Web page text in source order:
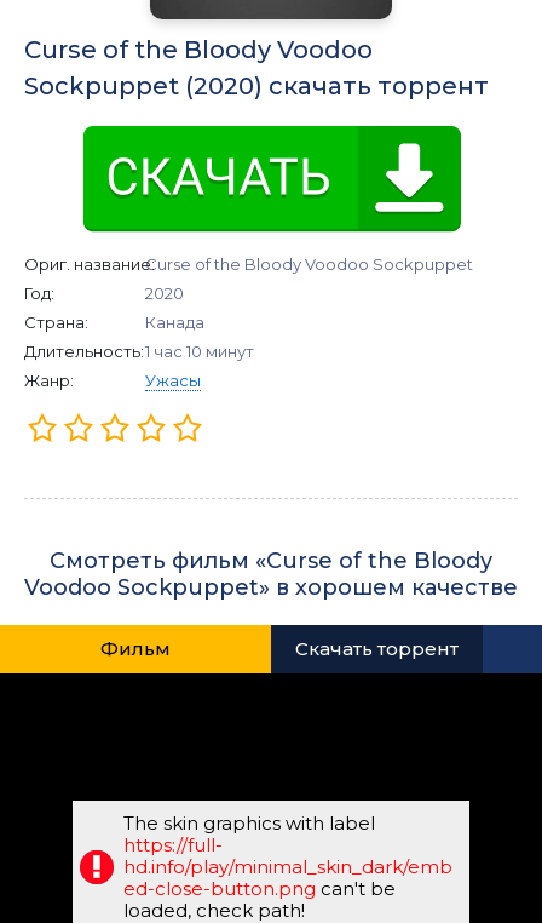
Curse of the Bloody Voodoo
Sockpuppet (2020) скачать торрент
Ориг. название:Curse of the Bloody Voodoo Sockpuppet
Год:
2020
Страна:
Канада
Длительность:1 час 10 минут
Жанр:
Ужасы
Смотреть фильм «Curse of the Bloody
Voodoo Sockpuppet» в хорошем качестве
Фильм Скачать торрент
The skin graphics with label
https://full-
hd.info/play/minimal_skin_dark/emb
ed-close-button.png can't be
loaded, check path!